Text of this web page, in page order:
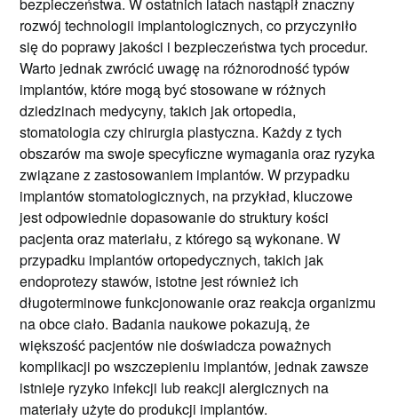
rozwój technologii implantologicznych, co przyczyniło
się do poprawy jakości i bezpieczeństwa tych procedur.
Warto jednak zwrócić uwagę na różnorodność typów
implantów, które mogą być stosowane w różnych
dziedzinach medycyny, takich jak ortopedia,
stomatologia czy chirurgia plastyczna. Każdy z tych
obszarów ma swoje specyficzne wymagania oraz ryzyka
związane z zastosowaniem implantów. W przypadku
implantów stomatologicznych, na przykład, kluczowe
jest odpowiednie dopasowanie do struktury kości
pacjenta oraz materiału, z którego są wykonane. W
przypadku implantów ortopedycznych, takich jak
endoprotezy stawów, istotne jest również ich
długoterminowe funkcjonowanie oraz reakcja organizmu
na obce ciało. Badania naukowe pokazują, że
większość pacjentów nie doświadcza poważnych
komplikacji po wszczepieniu implantów, jednak zawsze
istnieje ryzyko infekcji lub reakcji alergicznych na
materiały użyte do produkcji implantów.